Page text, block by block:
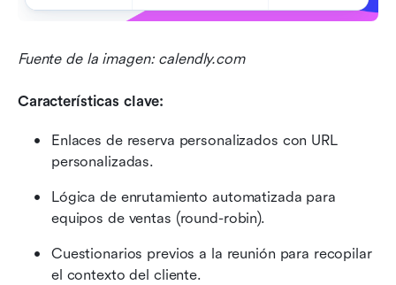
Fuente de la imagen: calendly.com
Características clave:
Enlaces de reserva personalizados con URL
personalizadas.
Lógica de enrutamiento automatizada para
equipos de ventas (round-robin).
Cuestionarios previos a la reunión para recopilar
el contexto del cliente.